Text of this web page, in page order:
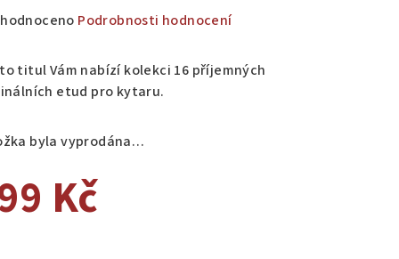
Podrobnosti hodnocení
titul Vám nabízí kolekci 16 příjemných
etud pro kytaru.
byla vyprodána…
Kč